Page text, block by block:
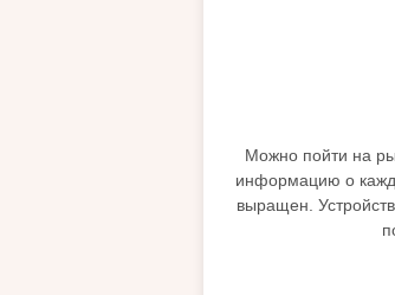
Можно пойти на
информацию о
выращен.